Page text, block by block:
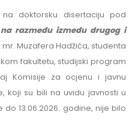
doktorsku disertaciju pod
razmeđu između drugog i
Muzafera Hadžića, studenta
fakultetu, studijski program
Komisije za ocjenu i javnu
koji su bili na uvidu javnosti u
13.06.2026. godine, nije bilo